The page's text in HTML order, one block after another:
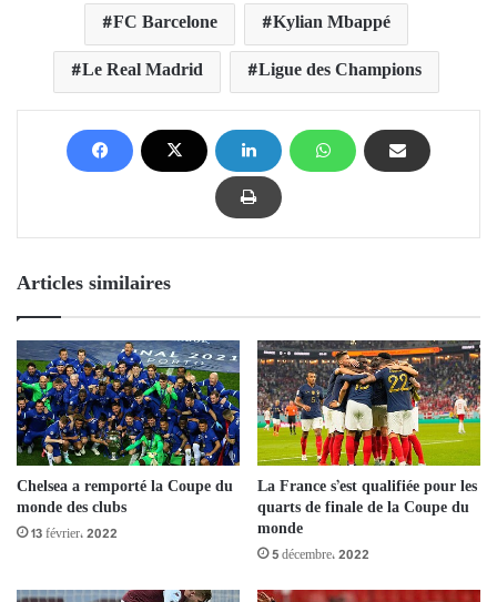
FC Barcelone
Kylian Mbappé
Le Real Madrid
Ligue des Champions
Articles similaires
Chelsea a remporté la Coupe du
monde des clubs
13 février، 2022
La France s’est qualifiée pour les
quarts de finale de la Coupe du
monde
5 décembre، 2022